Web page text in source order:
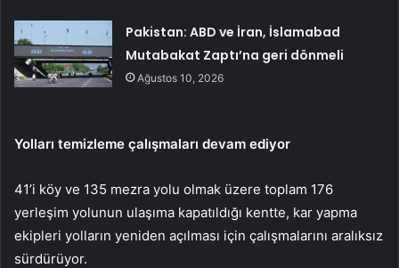
Pakistan: ABD ve İran, İslamabad
Mutabakat Zaptı’na geri dönmeli
Ağustos 10, 2026
Yolları temizleme çalışmaları devam ediyor
41’i köy ve 135 mezra yolu olmak üzere toplam 176
yerleşim yolunun ulaşıma kapatıldığı kentte, kar yapma
ekipleri yolların yeniden açılması için çalışmalarını aralıksız
sürdürüyor.